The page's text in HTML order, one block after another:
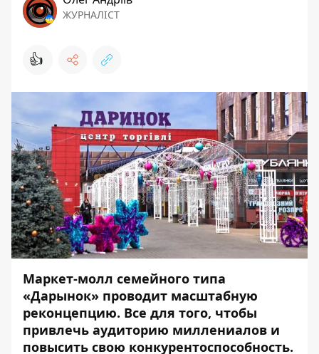
ЖУРНАЛІСТ
👍
Маркет-молл семейного типа
«Дарынок» проводит масштабную
реконцепцию. Все для того, чтобы
привлечь аудиторию миллениалов и
повысить свою конкурентоспособность.